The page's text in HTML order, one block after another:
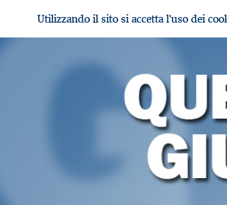
Utilizzando il sito si accetta l'uso dei